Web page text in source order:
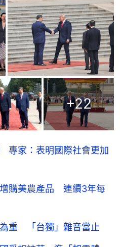
+22
專家：表明國際社會更加
購美農產品 連續3年每
重 「台獨」雜音當止